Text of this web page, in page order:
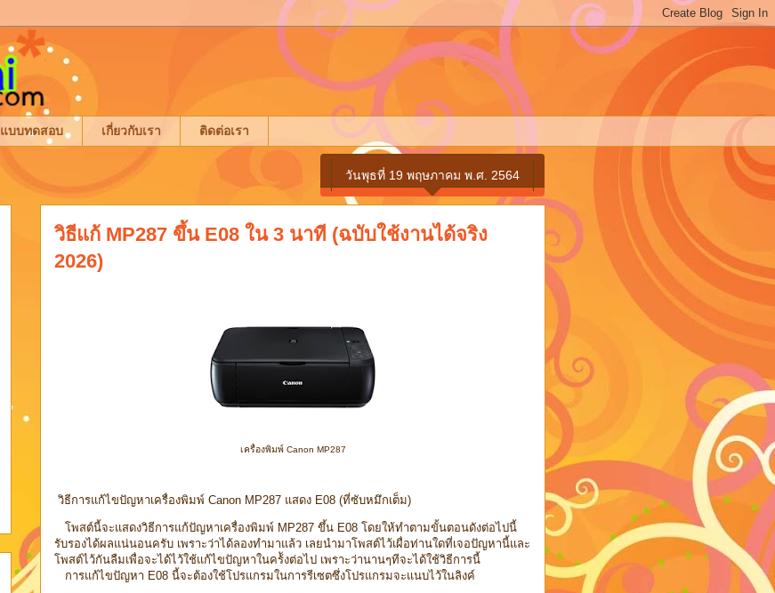
แบบทดสอบ เกี่ยวกับเรา ติดต่อเรา
วันพุธที่ 19 พฤษภาคม พ.ศ. 2564
วิธีแก้ MP287 ขึ้น E08 ใน 3 นาที (ฉบับใช้งานได้จริง
2026)
เครื่องพิมพ์ Canon MP287
วิธีการแก้ไขปัญหาเครื่องพิมพ์ Canon MP287 แสดง E08 (ที่ซับหมึกเต็ม)
โพสต์นี้จะแสดงวิธีการแก้ปัญหาเครื่องพิมพ์ MP287 ขึ้น E08 โดยให้ทำตามขั้นตอนดังต่อไปนี้
รับรองได้ผลแน่นอนครับ เพราะว่าได้ลองทำมาแล้ว เลยนำมาโพสต์ไว้เผื่อท่านใดที่เจอปัญหานี้และ
โพสต์ไว้กันลืมเพื่อจะได้ไว้ใช้แก้ไขปัญหาในคร้ังต่อไป เพราะว่านานๆทีจะได้ใช้วิธีการนี้
การแก้ไขปัญหา E08 นี้จะต้องใช้โปรแกรมในการรีเซตซึ่งโปรแกรมจะแนบไว้ในลิงค์